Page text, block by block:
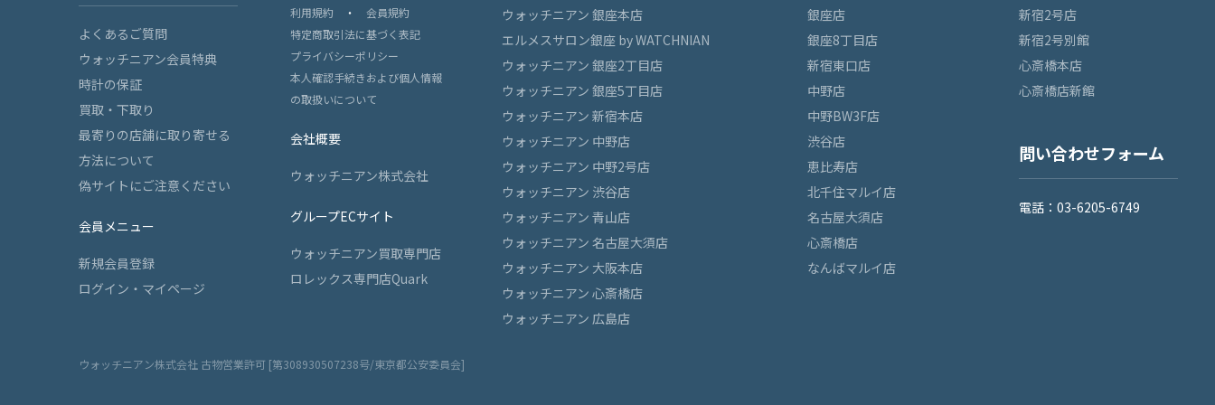
よくあるご質問
ウォッチニアン会員特典
時計の保証
買取・下取り
最寄りの店舗に取り寄せる
方法について
偽サイトにご注意ください
会員メニュー
新規会員登録
ログイン・マイページ
利用規約 ・ 会員規約
特定商取引法に基づく表記
プライバシーポリシー
本人確認手続きおよび個人情報
の取扱いについて
会社概要
ウォッチニアン株式会社
グループECサイト
ウォッチニアン買取専門店
ロレックス専門店Quark
ウォッチニアン 銀座本店
エルメスサロン銀座 by WATCHNIAN
ウォッチニアン 銀座2丁目店
ウォッチニアン 銀座5丁目店
ウォッチニアン 新宿本店
ウォッチニアン 中野店
ウォッチニアン 中野2号店
ウォッチニアン 渋谷店
ウォッチニアン 青山店
ウォッチニアン 名古屋大須店
ウォッチニアン 大阪本店
ウォッチニアン 心斎橋店
ウォッチニアン 広島店
銀座店
銀座8丁目店
新宿東口店
中野店
中野BW3F店
渋谷店
恵比寿店
北千住マルイ店
名古屋大須店
心斎橋店
なんばマルイ店
新宿2号店
新宿2号別館
心斎橋本店
心斎橋店新館
問い合わせフォーム
電話：03-6205-6749
ウォッチニアン株式会社 古物営業許可 [第308930507238号/東京都公安委員会]